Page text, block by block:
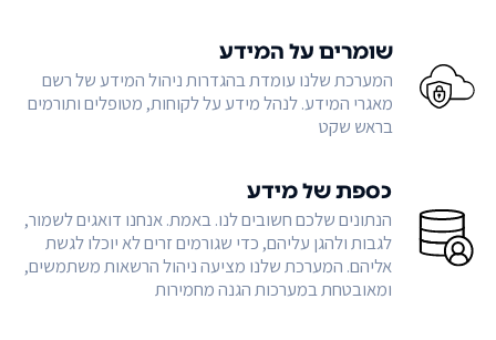
שומרים על המידע
המערכת שלנו עומדת בהגדרות ניהול המידע של רשם
מאגרי המידע. לנהל מידע על לקוחות, מטופלים ותורמים
בראש שקט
כספת של מידע
הנתונים שלכם חשובים לנו. באמת. אנחנו דואגים לשמור,
לגבות ולהגן עליהם, כדי שגורמים זרים לא יוכלו לגשת
אליהם. המערכת שלנו מציעה ניהול הרשאות משתמשים,
ומאובטחת במערכות הגנה מחמירות